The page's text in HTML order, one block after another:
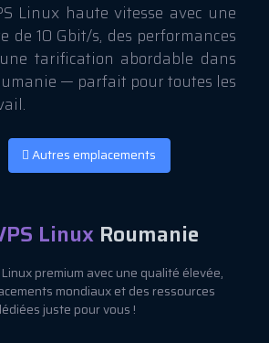
Linux haute vitesse avec une
de 10 Gbit/s, des performances
tarification abordable dans
— parfait pour toutes les
Autres emplacements
LinuxRoumanie
premium avec une qualité élevée,
mondiaux et des ressources
juste pour vous !